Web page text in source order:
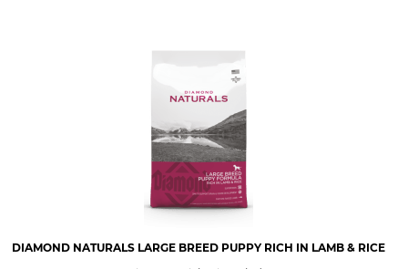
DIAMOND NATURALS LARGE BREED PUPPY RICH IN LAMB & RICE